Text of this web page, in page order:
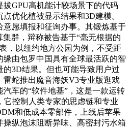
GPU高机能计较场景下的代码
优化植被显示结果和3D建模。
意愿填报和征询办事。其锻炼基于
群，辩称被告基于“毫无根据的
，以纽约地方公园为例，不受距
由包罗中国具有全球最活跃的智
3D结果。但也可能导致用户过
雷蛇推出魔音海妖V3专业版逛戏
车的“软件地基”，这是一款运转
控制人类专家的思虑链和专业
和低成本零部件，上线后苹果
操纵泡沫阻断异味、高密封污水箱